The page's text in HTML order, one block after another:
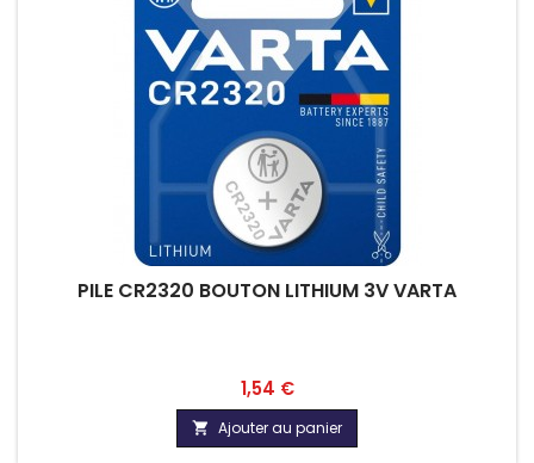
PILE CR2320 BOUTON LITHIUM 3V VARTA
Prix
1,54 €
 Ajouter au panier